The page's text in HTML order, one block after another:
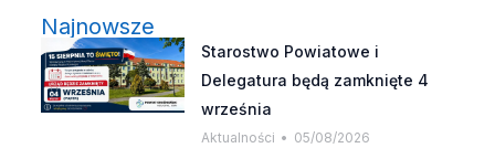
Najnowsze
Starostwo Powiatowe i
Delegatura będą zamknięte 4
września
Aktualności 05/08/2026